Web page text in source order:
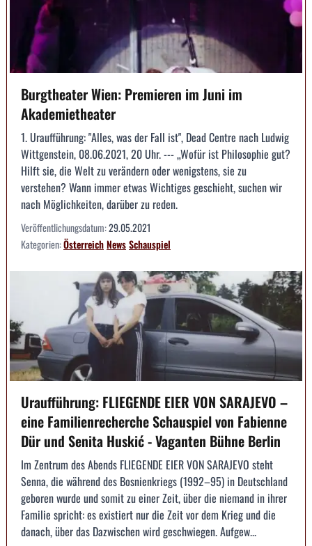
Burgtheater Wien: Premieren im Juni im
Akademietheater
1. Uraufführung: "Alles, was der Fall ist", Dead Centre nach Ludwig
Wittgenstein, 08.06.2021, 20 Uhr. --- „Wofür ist Philosophie gut?
Hilft sie, die Welt zu verändern oder wenigstens, sie zu
verstehen? Wann immer etwas Wichtiges geschieht, suchen wir
nach Möglichkeiten, darüber zu reden.
Veröffentlichungsdatum:29.05.2021
Kategorien:ÖsterreichNewsSchauspiel
Uraufführung: FLIEGENDE EIER VON SARAJEVO –
eine Familienrecherche Schauspiel von Fabienne
Dür und Senita Huskić - Vaganten Bühne Berlin
Im Zentrum des Abends FLIEGENDE EIER VON SARAJEVO steht
Senna, die während des Bosnienkriegs (1992–95) in Deutschland
geboren wurde und somit zu einer Zeit, über die niemand in ihrer
Familie spricht: es existiert nur die Zeit vor dem Krieg und die
danach, über das Dazwischen wird geschwiegen. Aufgew...